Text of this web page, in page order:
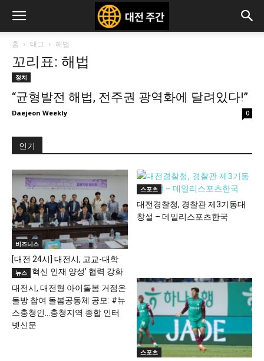
홈 태그 해법
꼬리표: 해법
정치
“균형발전 해법, 전주권 광역화에 달려있다!”
Daejeon Weekly 0
인기
비즈니스
[대전 24시] 대전시, 고교-대학
‘미래 혁신 인재 양성’ 협력 강화
스포츠
대전경찰청, 경찰관 제3기동대
창설 – 데일리스포츠한국
뉴스
대전시, 대전형 아이돌봄 거점온
돌방 참여 돌봄공동체 공모: #뉴
스충청인…충청지역 종합 인터
넷신문
스포츠